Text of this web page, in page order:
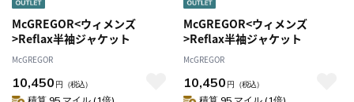
McGREGOR<ウィメンズ
>Reflax半袖ジャケット
McGREGOR
10,450 円 （税込）
McGREGOR<ウィメンズ
>Reflax半袖ジャケット
McGREGOR
10,450 円 （税込）